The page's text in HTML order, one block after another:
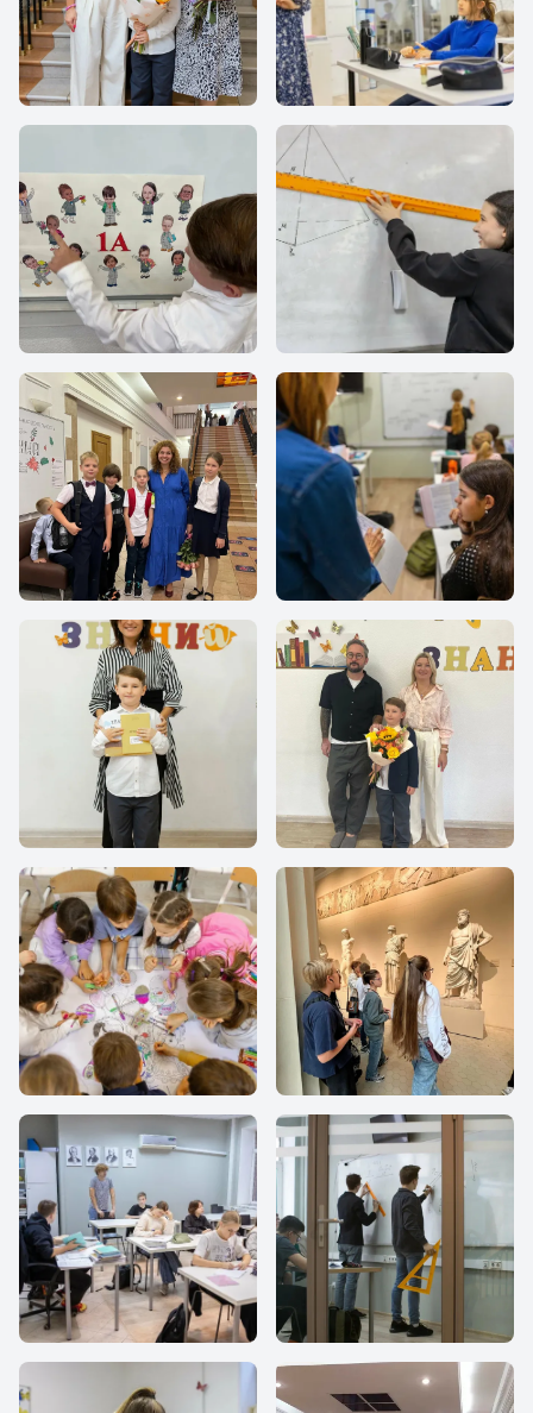
Все Вместе
Все Вместе Все Вместе
Все Вместе Все Вместе
Все Вместе Все Вместе
Все Вместе Все Вместе